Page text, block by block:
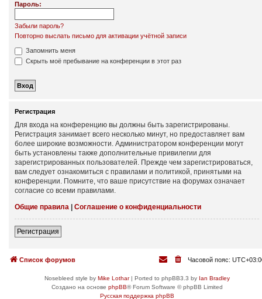
Пароль:
Забыли пароль?
Повторно выслать письмо для активации учётной записи
Запомнить меня
Скрыть моё пребывание на конференции в этот раз
Регистрация
Для входа на конференцию вы должны быть зарегистрированы.
Регистрация занимает всего несколько минут, но предоставляет вам
более широкие возможности. Администратором конференции могут
быть установлены также дополнительные привилегии для
зарегистрированных пользователей. Прежде чем зарегистрироваться,
вам следует ознакомиться с правилами и политикой, принятыми на
конференции. Помните, что ваше присутствие на форумах означает
согласие со всеми правилами.
Общие правила | Соглашение о конфиденциальности
Регистрация
Список форумов Часовой пояс:
Nosebleed style by Mike Lothar| Ported to phpBB3.3 by Ian Bradley
Создано на основе phpBB® Forum Software © phpBB Limited
Русская поддержка phpBB